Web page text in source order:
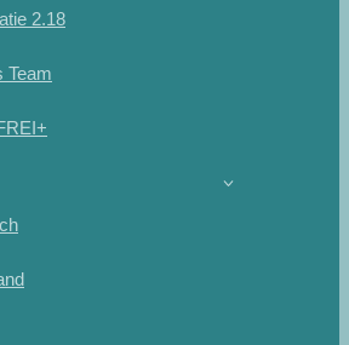
2.18
Team